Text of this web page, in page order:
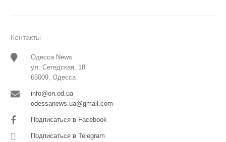
Контакты
Одесса News
ул. Сегедская, 18
65009, Одесса
info@on.od.ua
odessanews.ua@gmail.com
Подписаться в Facebook
Подписаться в Telegram